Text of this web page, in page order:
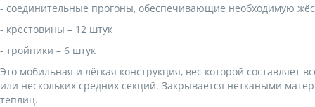
- соединительные прогоны, обеспечивающие необходимую
- крестовины – 12 штук
- тройники – 6 штук
Это мобильная и лёгкая конструкция, вес которой
или нескольких средних секций. Закрывается неткаными
теплиц.